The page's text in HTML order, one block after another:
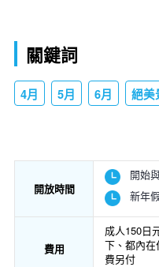
關鍵詞
4月 5月 6月 絕美
開放時間
開始
新年
費用
成人150日
下、都內
費另付